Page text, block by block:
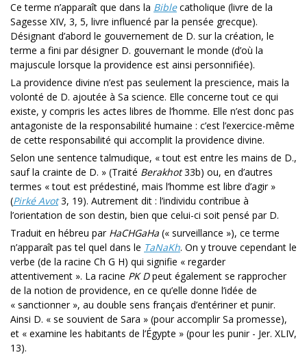
Ce terme n’apparaît que dans la Biblecatholique (livre de la
Sagesse XIV, 3, 5, livre influencé par la pensée grecque).
Désignant d’abord le gouvernement de D. sur la création, le
terme a fini par désigner D. gou­vernant le monde (d’où la
majuscule lorsque la providence est ainsi per­sonnifiée).
La providence divine n’est pas seulement la prescience, mais la
volonté de D. ajoutée à Sa science. Elle concerne tout ce qui
existe, y compris les actes libres de l’homme. Elle n’est donc pas
antagoniste de la res­ponsabilité humaine : c’est l’exercice-même
de cette responsabilité qui accomplit la providence divine.
Selon une sentence talmudique, « tout est entre les mains de D.,
sauf la crainte de D. » (Traité Berakhot33b) ou, en d’autres
termes « tout est prédestiné, mais l’homme est libre d’agir »
(Pirké Avot3, 19). Autrement dit : l’individu contribue à
l’orientation de son destin, bien que celui-ci soit pensé par D.
Traduit en hébreu par HaCHGaHa (« surveillance »), ce terme
n’apparaît pas tel quel dans le TaNaKh. On y trouve cependant le
verbe (de la ra­cine Ch G H) qui signifie « regarder
attentivement ». La racine PK Dpeut également se rapprocher
de la notion de providence, en ce qu’elle donne l’idée de
« sanctionner », au double sens français d’entériner et punir.
Ainsi D. « se souvient de Sara » (pour accomplir Sa promesse),
et « examine les habitants de l’Égypte » (pour les punir - Jer. XLIV,
13).